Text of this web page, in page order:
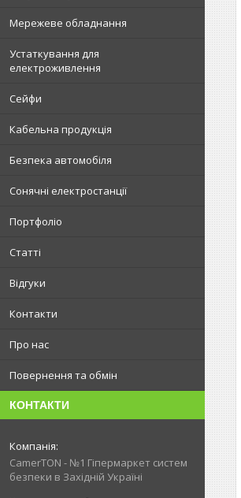
Мережеве обладнання
Устаткування для
електроживлення
Сейфи
Кабельна продукція
Безпека автомобіля
Сонячні електростанції
Портфоліо
Статті
Відгуки
Контакти
Про нас
Повернення та обмін
КОНТАКТИ
CamerTON - №1 Гіпермаркет систем
безпеки в Західній Україні